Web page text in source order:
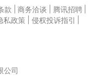
款 商务洽谈 腾讯招聘
私政策 侵权投诉指引
公司